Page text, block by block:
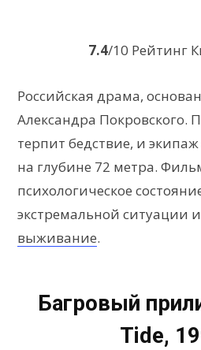
7.4/10 Рейтинг
Российская драма,
Александра Покровского.
терпит бедствие, и
на глубине 72 метра.
психологическое
экстремальной ситуации
выживание.
Багровый
Tide,